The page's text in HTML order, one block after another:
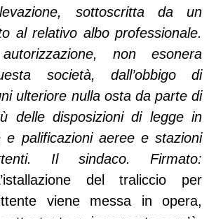
sottoscritta da un
al relativo albo professionale.
non esonera
società, dall’obbigo di
ulteriore nulla osta da parte di
delle disposizioni di legge in
e palificazioni aeree e stazioni
Il sindaco. Firmato:
del traliccio per
viene messa in opera,